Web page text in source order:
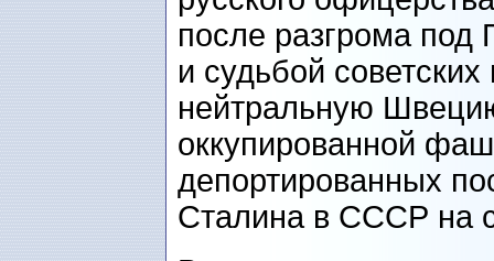
после разгрома под
и судьбой
нейтральную
оккупированной
депортированных
Сталина в СССР на